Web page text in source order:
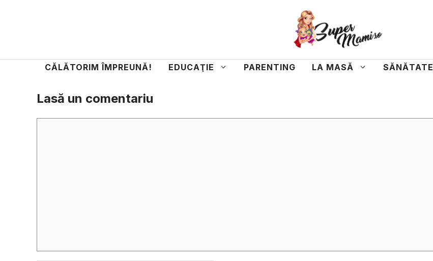
CĂLĂTORIM ÎMPREUNĂ! EDUCAŢIE PARENTING LA MASĂ SĂNĂTATE
Lasă un comentariu